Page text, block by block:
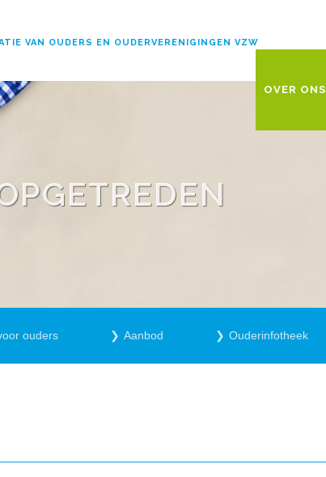
VAN OUDERS EN OUDERVERENIGINGEN VZW
OVER ONS
ouders Aanbod Ouderinfotheek